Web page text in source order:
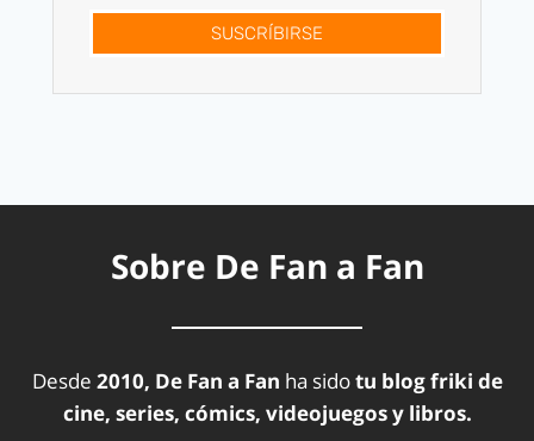
SUSCRÍBIRSE
Sobre De Fan a Fan
Desde 2010, De Fan a Fan ha sidotu blog friki de
cine, series, cómics, videojuegos y libros.